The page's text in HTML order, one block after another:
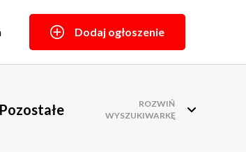
Dodaj ogłoszenie
Pozostałe
ROZWIŃ
WYSZUKIWARKĘ